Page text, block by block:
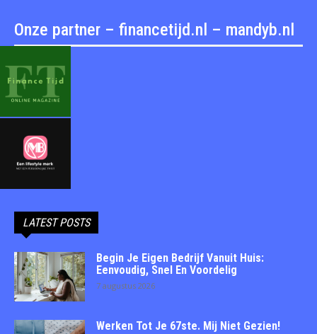
Onze partner – financetijd.nl – mandyb.nl
LATEST POSTS
Begin Je Eigen Bedrijf Vanuit Huis:
Eenvoudig, Snel En Voordelig
7 augustus 2026
Werken Tot Je 67ste. Mij Niet Gezien!